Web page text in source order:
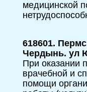
медицинской
618601.
Чердынь. ул
При оказании
врачебной и
помощи